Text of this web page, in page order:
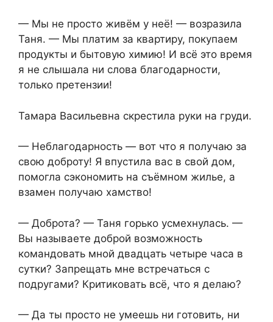
— Мы не просто живём у неё! — возразила
Таня. — Мы платим за квартиру, покупаем
продукты и бытовую химию! И всё это время
я не слышала ни слова благодарности,
только претензии!
Тамара Васильевна скрестила руки на груди.
— Неблагодарность — вот что я получаю за
свою доброту! Я впустила вас в свой дом,
помогла сэкономить на съёмном жилье, а
взамен получаю хамство!
— Доброта? — Таня горько усмехнулась. —
Вы называете доброй возможность
командовать мной двадцать четыре часа в
сутки? Запрещать мне встречаться с
подругами? Критиковать всё, что я делаю?
— Да ты просто не умеешь ни готовить, ни